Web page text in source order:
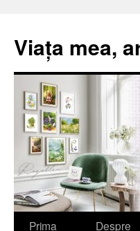
Viața mea,
Sari
Prima
Despre